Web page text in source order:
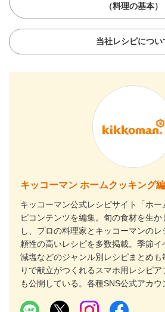
（料理の基本）
当社レシピについ
キッコーマン ホームクッキング
キッコーマン公式レシピサイト「ホ
ピコンテンツを編集。旬の食材を生
し、プロの料理家とキッコーマンの
頼性の高いレシピを多数掲載。季節イ
減塩などのジャンル別レシピまとめも
りで献立がつくれるスマホ用レシピア
も公開している。各種SNS公式アカウ